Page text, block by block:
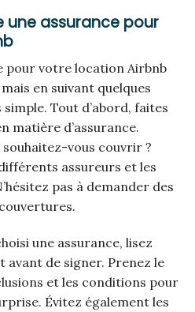
une assurance pour
pour votre location Airbnb
en suivant quelques
Tout d’abord, faites
matière d’assurance.
vous couvrir ?
assureurs et les
pas à demander des
une assurance, lisez
de signer. Prenez le
et les conditions pour
Évitez également les